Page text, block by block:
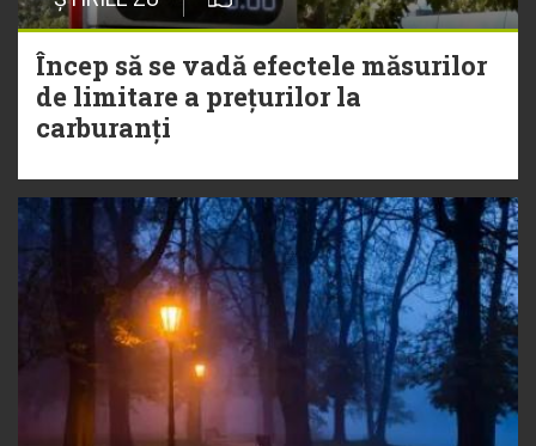
Încep să se vadă efectele măsurilor
de limitare a prețurilor la
carburanți